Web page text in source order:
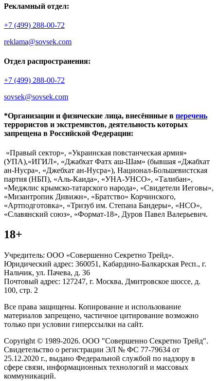
Рекламный отдел:
+7 (499) 288-00-72
reklama@sovsek.com
Отдел распространения:
+7 (499) 288-00-72
sovsek@sovsek.com
*Организации и физические лица, внесённные в перечень
террористов и экстремистов, деятельность которых
запрещена в Российской Федерации:
«Правый сектор», «Украинская повстанческая армия»
(УПА),«ИГИЛ», «Джабхат Фатх аш-Шам» (бывшая «Джабхат
ан-Нусра», «Джебхат ан-Нусра»), Национал-Большевистская
партия (НБП), «Аль-Каида», «УНА-УНСО», «Талибан»,
«Меджлис крымско-татарского народа», «Свидетели Иеговы»,
«Мизантропик Дивижн», «Братство» Корчинского,
«Артподготовка», «Тризуб им. Степана Бандеры», «НСО»,
«Славянский союз», «Формат-18», Дуров Павел Валерьевич.
18+
Учредитель: ООО «Совершенно Секретно Трейд».
Юридический адрес: 360051, Кабардино-Балкарская Респ., г.
Нальчик, ул. Пачева, д. 36
Почтовый адрес: 127247, г. Москва, Дмитровское шоссе, д.
100, стр. 2
Все права защищены. Копирование и использование
материалов запрещено, частичное цитирование возможно
только при условии гиперссылки на сайт.
Copyright © 1989-2026. ООО "Совершенно Секретно Трейд".
Свидетельство о регистрации ЭЛ № ФС 77-79634 от
25.12.2020 г., выдано Федеральной службой по надзору в
сфере связи, информационных технологий и массовых
коммуникаций.